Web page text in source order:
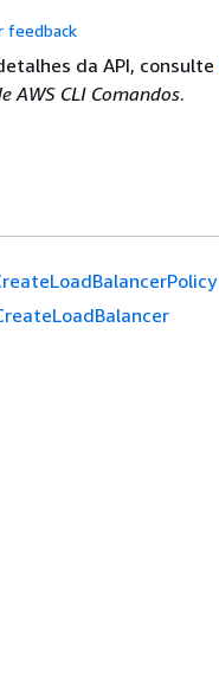
feedback
da API, consulte
AWS CLI Comandos.